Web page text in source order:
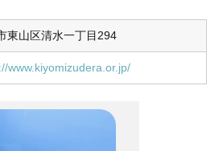
東山区清水一丁目294
www.kiyomizudera.or.jp/